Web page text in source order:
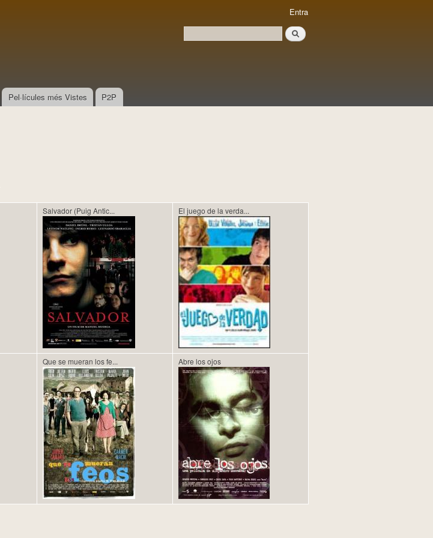
Formulari de cerca
Cerca
Pel·lícules més Vistes P2P
Entra
Salvador (Puig Antic... El juego de la verda...
Que se mueran los fe... Abre los ojos